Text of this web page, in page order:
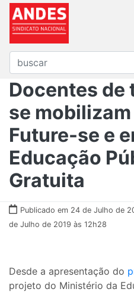
Docentes de
se
Future-se e
Educação
Gratuita
Publicado em 24 de Julho de
de Julho de 2019 às 12h28
Desde a apresentação do
projeto do Ministério da